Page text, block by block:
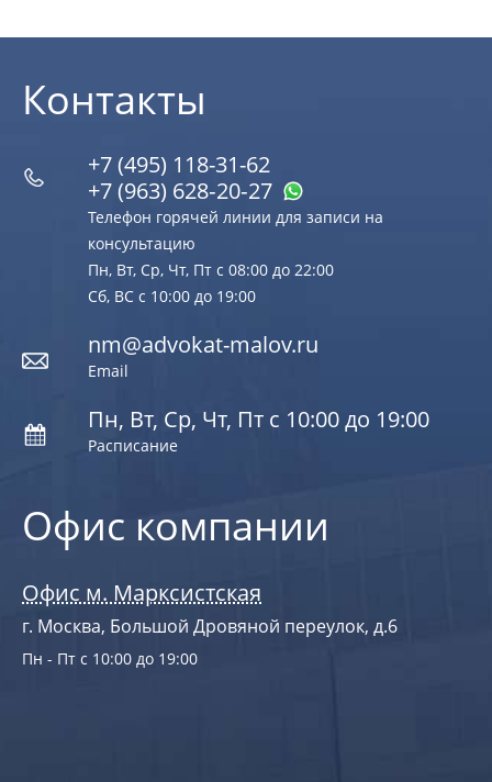
Офис компании
Офис м. Марксистская
г. Москва, Большой Дровяной переулок, д.6
Пн - Пт с 10:00 до 19:00
Контакты
+7 (495) 118-31-62
+7 (963) 628‑20‑27
Телефон горячей линии для записи на
консультацию
Пн, Вт, Ср, Чт, Пт с 08:00 до 22:00
Сб, ВС с 10:00 до 19:00
nm@advokat-malov.ru
Email
Пн, Вт, Ср, Чт, Пт с 10:00 до 19:00
Расписание